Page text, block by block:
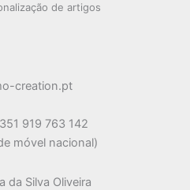
de artigos
creation.pt
919 763 142
móvel nacional)
da Silva Oliveira